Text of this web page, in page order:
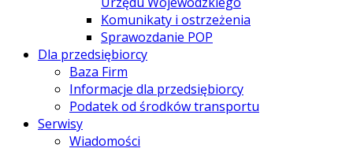
Komunikaty i ostrzeżenia
Sprawozdanie POP
Dla przedsiębiorcy
Baza Firm
Informacje dla przedsiębiorcy
Podatek od środków transportu
Serwisy
Wiadomości